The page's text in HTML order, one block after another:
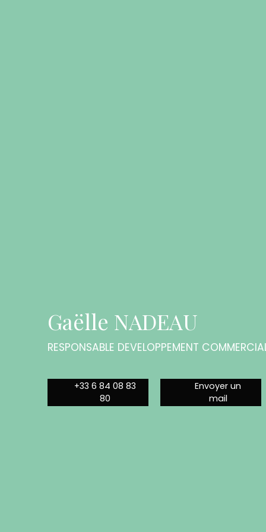
Gaëlle NADEAU
RESPONSABLE DEVELOPPEMENT
+33 6 84 08 83
80
Envoyer un
mail